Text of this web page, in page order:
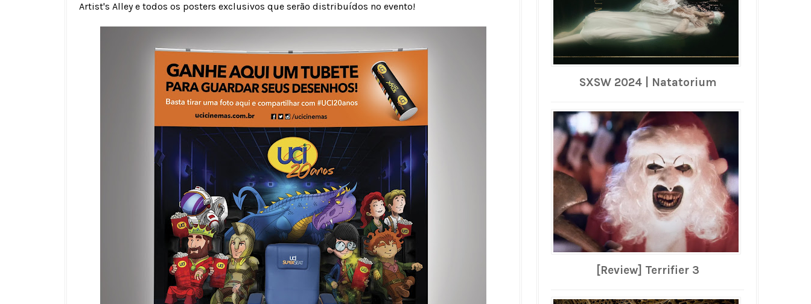
Artist's Alley e todos os posters exclusivos que serão distribuídos no evento!
SXSW 2024 | Natatorium
[Review] Terrifier 3